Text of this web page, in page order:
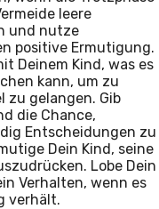
leere
und nutze
positive Ermutigung.
Deinem Kind, was es
kann, um zu
zu gelangen. Gib
die Chance,
Entscheidungen zu
Dein Kind, seine
Lobe Dein
Verhalten, wenn es
verhält.